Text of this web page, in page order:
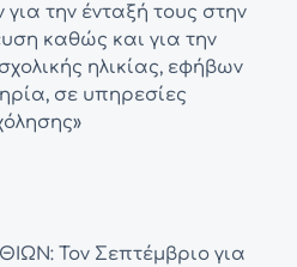
την ένταξή τους στην
καθώς και για την
ηλικίας, εφήβων
σε υπηρεσίες
Τον Σεπτέμβριο για